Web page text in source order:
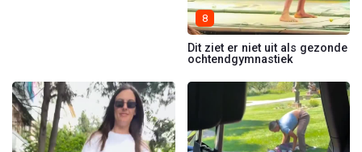
8
Dit ziet er niet uit als gezonde
ochtendgymnastiek